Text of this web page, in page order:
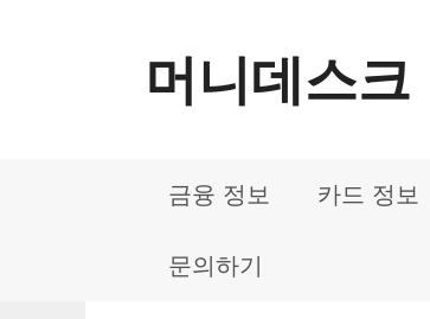
머니데스크
금융 정보 카드 정보
문의하기